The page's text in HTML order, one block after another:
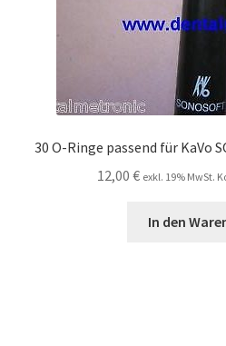
30 O-Ringe passend für KaVo
12,00 € exkl. 19% MwSt.
In den